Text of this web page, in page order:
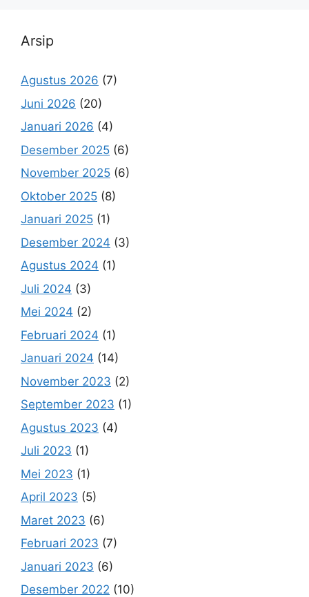
Arsip
Agustus 2026 (7)
Juni 2026 (20)
Januari 2026 (4)
Desember 2025 (6)
November 2025 (6)
Oktober 2025 (8)
Januari 2025 (1)
Desember 2024 (3)
Agustus 2024 (1)
Juli 2024 (3)
Mei 2024 (2)
Februari 2024 (1)
Januari 2024 (14)
November 2023 (2)
September 2023 (1)
Agustus 2023 (4)
Juli 2023 (1)
Mei 2023 (1)
April 2023 (5)
Maret 2023 (6)
Februari 2023 (7)
Januari 2023 (6)
Desember 2022 (10)